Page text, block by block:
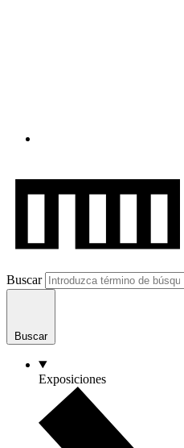
Buscar
Buscar
Exposiciones